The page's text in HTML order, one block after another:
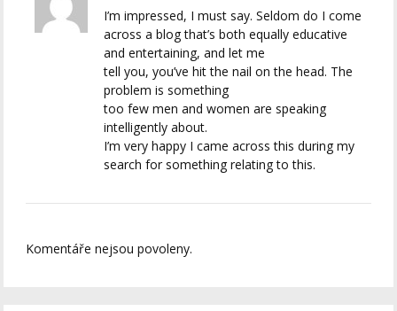
I’m impressed, I must say. Seldom do I come
across a blog that’s both equally educative
and entertaining, and let me
tell you, you’ve hit the nail on the head. The
problem is something
too few men and women are speaking
intelligently about.
I’m very happy I came across this during my
search for something relating to this.
Komentáře nejsou povoleny.